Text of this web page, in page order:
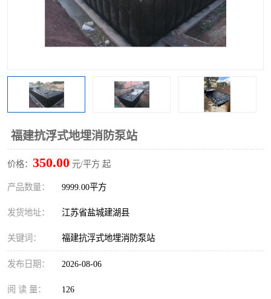
福建抗浮式地埋消防泵站
价格： 350.00 元/平方 起
产品数量： 9999.00平方
发货地址： 江苏省盐城建湖县
关键词： 福建抗浮式地埋消防泵站
发布日期： 2026-08-06
阅 读 量： 126